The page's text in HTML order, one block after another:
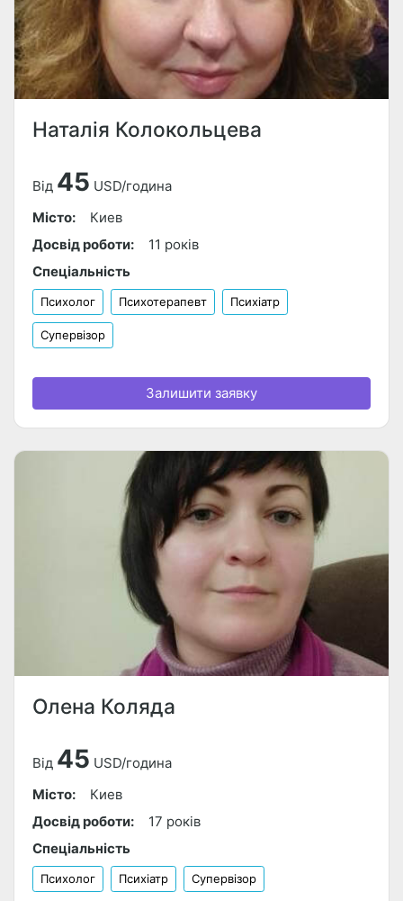
Наталія Колокольцева
Від 45 USD/година
Місто:
Киев
Досвід роботи:
11 років
Спеціальність
Психолог Психотерапевт Психіатр
Супервізор
Залишити заявку
Олена Коляда
Від 45 USD/година
Місто:
Киев
Досвід роботи:
17 років
Спеціальність
Психолог Психіатр Супервізор